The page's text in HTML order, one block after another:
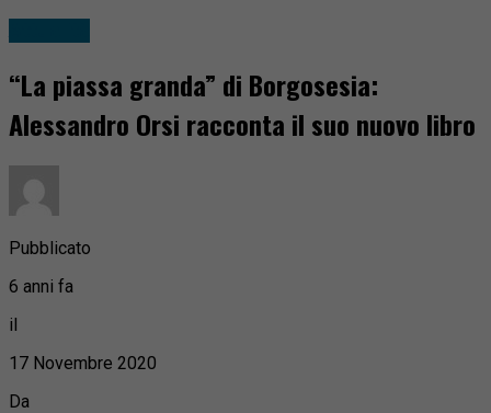
“La piassa granda” di Borgosesia:
Alessandro Orsi racconta il suo nuovo libro
Pubblicato
6 anni fa
il
17 Novembre 2020
Da